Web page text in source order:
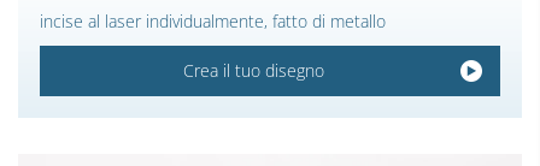
incise al laser individualmente, fatto di metallo
Crea il tuo disegno